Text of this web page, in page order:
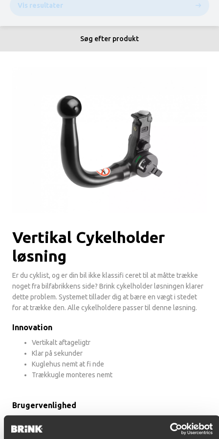
Vis resultater
Søg efter produkt
Vertikal Cykelholder
løsning
Er du cyklist, og er din bil ikke klassifi ceret til at måtte trække
noget fra bilfabrikkens side? Brink cykelholder løsningen klarer
dette problem. Systemet tillader dig at bære en vægt i stedet
for at trække den. Alle cykelholdere passer til denne løsning.
Innovation
Vertikalt aftageligtr
Klar på sekunder
Kuglehus nemt at fi nde
Trækkugle monteres nemt
Brugervenlighed
Opbevaringspose til trækkugle